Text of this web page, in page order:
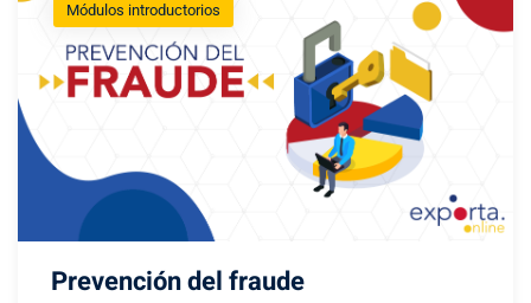
Módulos introductorios
Prevención del fraude